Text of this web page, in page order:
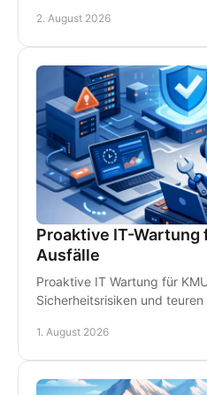
2. August 2026
Proaktive IT-
Ausfälle
Proaktive IT Wartung für
Sicherheitsrisiken und
1. August 2026